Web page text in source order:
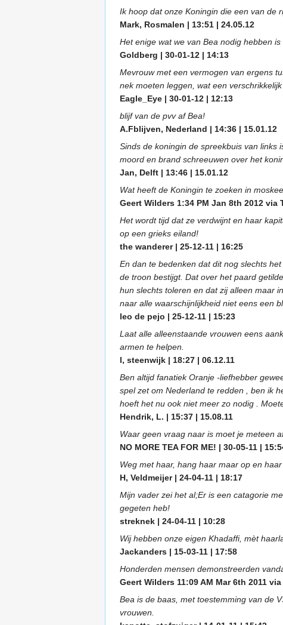
Ik hoop dat onze Koningin die een van de
Mark, Rosmalen | 13:51 | 24.05.12
Het enige wat we van Bea nodig hebben
Goldberg | 30-01-12 | 14:13
Mevrouw met een vermogen van ergens
nek moeten leggen, wat een
Eagle_Eye | 30-01-12 | 12:13
blijf van de pvv af Bea!
A.Fblijven, Nederland | 14:36 | 15.01.12
Sinds de koningin de spreekbuis van links
moord en brand schreeuwen over het
Jan, Delft | 13:46 | 15.01.12
Wat heeft de Koningin te zoeken in
Geert Wilders 1:34 PM Jan 8th 2012 via
Het wordt tijd dat ze verdwijnt en haar
op een grieks eiland!
the wanderer | 25-12-11 | 16:25
En dan te bedenken dat dit nog slechts
de troon bestijgt. Dat over het paard
hun slechts toleren en dat zij alleen maar
naar alle waarschijnlijkheid niet eens een
leo de pejo | 25-12-11 | 15:23
Laat alle alleenstaande vrouwen eens
armen te helpen.
l, steenwijk | 18:27 | 06.12.11
Ben altijd fanatiek Oranje -liefhebber
spel zet om Nederland te redden , ben ik
hoeft het nu ook niet meer zo nodig .
Hendrik, L. | 15:37 | 15.08.11
Waar geen vraag naar is moet je meteen
NO MORE TEA FOR ME! | 30-05-11 |
Weg met haar, hang haar maar op en
H, Veldmeijer | 24-04-11 | 18:17
Mijn vader zei het al;Er is een catagorie
gegeten heb!
streknek | 24-04-11 | 10:28
Wij hebben onze eigen Khadaffi, mèt
Jackanders | 15-03-11 | 17:58
Honderden mensen demonstreerden
Geert Wilders 11:09 AM Mar 6th 2011
Bea is de baas, met toestemming van de
vrouwen.